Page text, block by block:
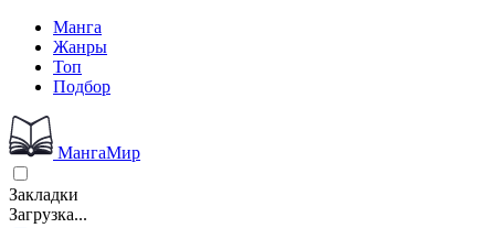
Манга
Жанры
Топ
Подбор
МангаМир
Закладки
Загрузка...